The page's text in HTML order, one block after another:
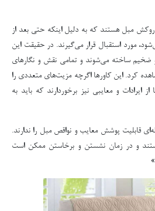
روکش مبل هستند که به دلیل اینکه حتی بعد از
مورد استقبال قرار می‌گیرند. در حقیقت این
ضخیم ساخته می‌شوند و تمامی نقش و نگارهای
کرد. این کاورها اگرچه مزیت‌های متعددی را
از ایرادات و معایبی نیز برخوردارند که باید به
قابلیت پوشش معایب و نواقص مبل را ندارند.
و در زمان نشستن و برخاستن ممکن است